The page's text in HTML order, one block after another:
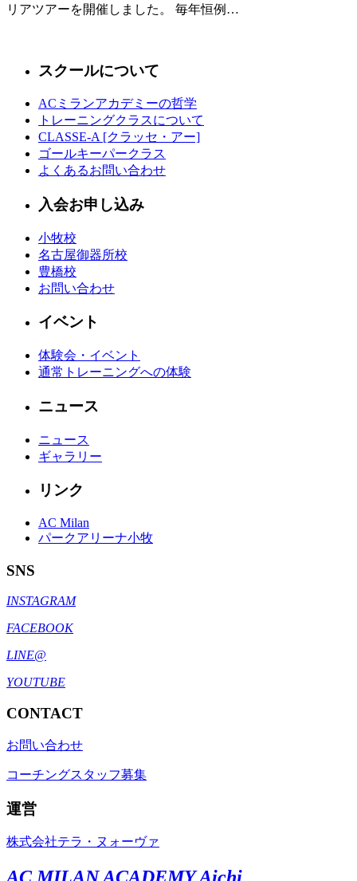
リアツアーを開催しました。 毎年恒例…
スクールについて
ACミランアカデミーの哲学
トレーニングクラスについて
CLASSE-A [クラッセ・アー]
ゴールキーパークラス
よくあるお問い合わせ
入会お申し込み
小牧校
名古屋御器所校
豊橋校
お問い合わせ
イベント
体験会・イベント
通常トレーニングへの体験
ニュース
ニュース
ギャラリー
リンク
AC Milan
パークアリーナ小牧
SNS
INSTAGRAM
FACEBOOK
LINE@
YOUTUBE
CONTACT
お問い合わせ
コーチングスタッフ募集
運営
株式会社テラ・ヌォーヴァ